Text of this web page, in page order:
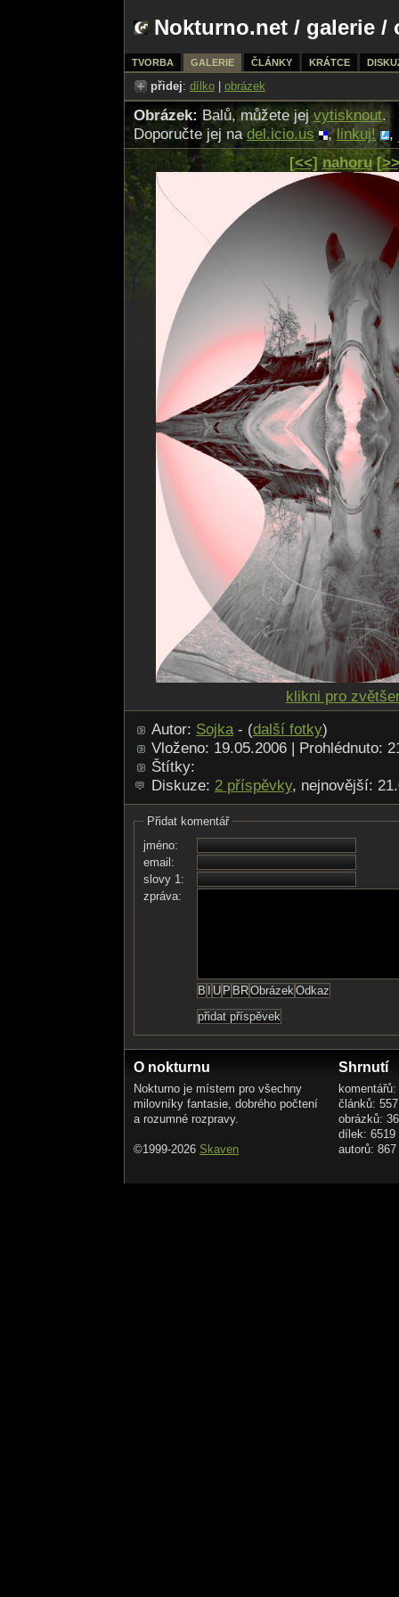
Nokturno.net / galerie /
TVORBA GALERIE ČLÁNKY KRÁTCE
přidej: dílko obrázek
Obrázek: Balů, můžete jejvytisknout.
Doporučte jej nadel.icio.us ,linkuj! ,
[<<] nahoru
klikni pro
Autor: Sojka- (další fotky)
Vloženo: 19.05.2006 | Prohlédnuto:
Štítky:
Diskuze: 2 příspěvky, nejnovější:
Přidat komentář
jméno:
email:
slovy 1:
zpráva:
O nokturnu
Nokturno je místem pro všechny
milovníky fantasie, dobrého počtení
a rozumné rozpravy.
©1999-2026 Skaven
Shrnutí
článků: 557
obrázků:
dílek: 6519
autorů: 867